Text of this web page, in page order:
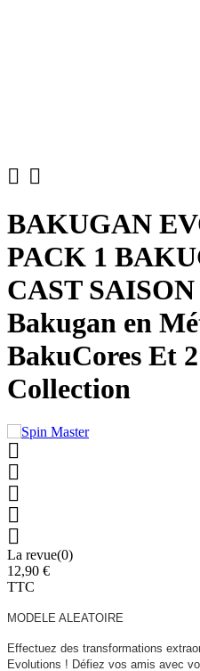
 
BAKUGAN
PACK 1
CAST
Bakugan en
BakuCores Et
Collection





La revue(0)
12,90 €
TTC
MODELE ALEATOIRE
Effectuez des transformations
Evolutions ! Défiez vos amis avec